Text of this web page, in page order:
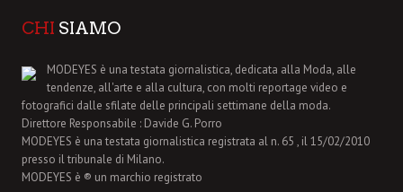
CHI SIAMO
MODEYES è una testata giornalistica, dedicata alla Moda, alle
tendenze, all'arte e alla cultura, con molti reportage video e
fotografici dalle sfilate delle principali settimane della moda.
Direttore Responsabile : Davide G. Porro
MODEYES è una testata giornalistica registrata al n. 65 , il 15/02/2010
presso il tribunale di Milano.
MODEYES è ® un marchio registrato